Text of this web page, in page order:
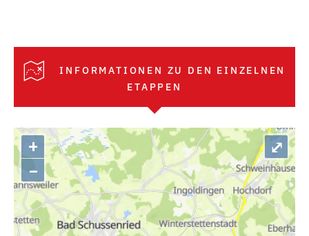
INFORMATIONEN ZU DEN EINZELNEN
ETAPPEN
+
–
⤢